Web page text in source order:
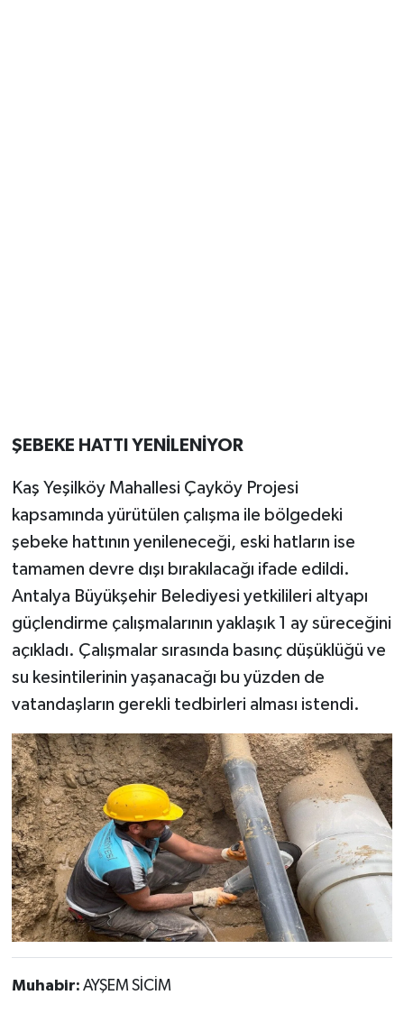
ŞEBEKE HATTI YENİLENİYOR
Kaş Yeşilköy Mahallesi Çayköy Projesi
kapsamında yürütülen çalışma ile bölgedeki
şebeke hattının yenileneceği, eski hatların ise
tamamen devre dışı bırakılacağı ifade edildi.
Antalya Büyükşehir Belediyesi yetkilileri altyapı
güçlendirme çalışmalarının yaklaşık 1 ay süreceğini
açıkladı. Çalışmalar sırasında basınç düşüklüğü ve
su kesintilerinin yaşanacağı bu yüzden de
vatandaşların gerekli tedbirleri alması istendi.
Muhabir: AYŞEM SİCİM